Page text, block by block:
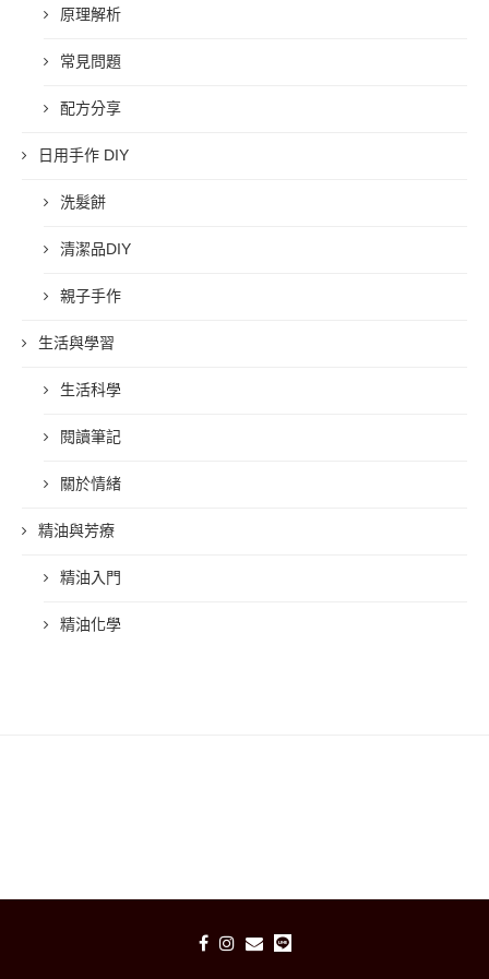
原理解析
常見問題
配方分享
日用手作 DIY
洗髮餅
清潔品DIY
親子手作
生活與學習
生活科學
閱讀筆記
關於情緒
精油與芳療
精油入門
精油化學